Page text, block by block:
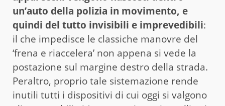
un’auto della polizia in movimento, e
quindi del tutto invisibili e imprevedibili:
il che impedisce le classiche manovre del
‘frena e riaccelera’ non appena si vede la
postazione sul margine destro della strada.
Peraltro, proprio tale sistemazione rende
inutili tutti i dispositivi di cui oggi si valgono